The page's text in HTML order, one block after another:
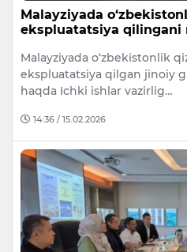
Malayziyada
ekspluatatsiya qilingani
Malayziyada o‘zbekistonlik
ekspluatatsiya qilgan jinoiy
haqda Ichki ishlar vazirlig…
14:36 / 15.02.2026